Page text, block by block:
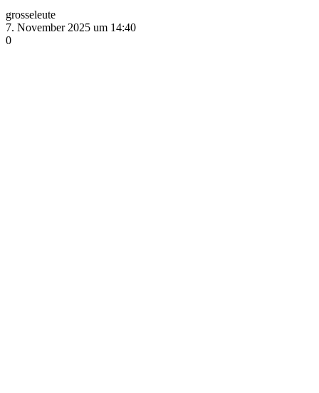
grosseleute
7. November 2025 um 14:40
0